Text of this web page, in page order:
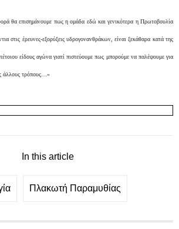
θα επισημάνουμε πως η ομάδα εδώ και γενικότερα η Πρωτοβουλία
στις έρευνες-εξορύξεις υδρογονανθράκων, είναι ξεκάθαρα κατά της
είδους αγώνα γιατί πιστεύουμε πως μπορούμε να παλέψουμε για
άλλους τρόπους…»
In this article
Πλακωτή Παραμυθίας